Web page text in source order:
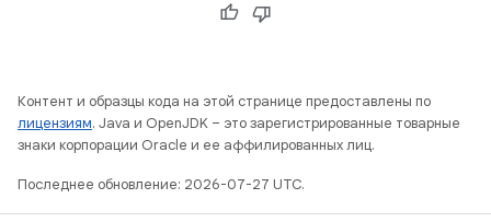
Контент и образцы кода на этой странице предоставлены по
лицензиям. Java и OpenJDK – это зарегистрированные товарные
знаки корпорации Oracle и ее аффилированных лиц.
Последнее обновление: 2026-07-27 UTC.